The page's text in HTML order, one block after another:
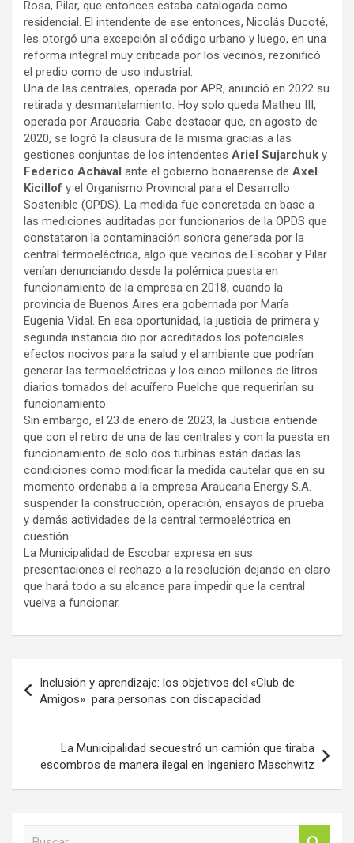
Rosa, Pilar, que entonces estaba catalogada como
residencial. El intendente de ese entonces, Nicolás Ducoté,
les otorgó una excepción al código urbano y luego, en una
reforma integral muy criticada por los vecinos, rezonificó
el predio como de uso industrial.
Una de las centrales, operada por APR, anunció en 2022 su
retirada y desmantelamiento. Hoy solo queda Matheu III,
operada por Araucaria. Cabe destacar que, en agosto de
2020, se logró la clausura de la misma gracias a las
gestiones conjuntas de los intendentes Ariel Sujarchuk y
Federico Achával ante el gobierno bonaerense de Axel
Kicillof y el Organismo Provincial para el Desarrollo
Sostenible (OPDS). La medida fue concretada en base a
las mediciones auditadas por funcionarios de la OPDS que
constataron la contaminación sonora generada por la
central termoeléctrica, algo que vecinos de Escobar y Pilar
venían denunciando desde la polémica puesta en
funcionamiento de la empresa en 2018, cuando la
provincia de Buenos Aires era gobernada por María
Eugenia Vidal. En esa oportunidad, la justicia de primera y
segunda instancia dio por acreditados los potenciales
efectos nocivos para la salud y el ambiente que podrían
generar las termoeléctricas y los cinco millones de litros
diarios tomados del acuífero Puelche que requerirían su
funcionamiento.
Sin embargo, el 23 de enero de 2023, la Justicia entiende
que con el retiro de una de las centrales y con la puesta en
funcionamiento de solo dos turbinas están dadas las
condiciones como modificar la medida cautelar que en su
momento ordenaba a la empresa Araucaria Energy S.A.
suspender la construcción, operación, ensayos de prueba
y demás actividades de la central termoeléctrica en
cuestión.
La Municipalidad de Escobar expresa en sus
presentaciones el rechazo a la resolución dejando en claro
que hará todo a su alcance para impedir que la central
vuelva a funcionar.
de
entradas
Inclusión y aprendizaje: los objetivos del «Club de
Amigos» para personas con discapacidad
La Municipalidad secuestró un camión que tiraba
escombros de manera ilegal en Ingeniero Maschwitz